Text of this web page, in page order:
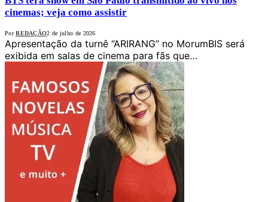
cinemas; veja como assistir
Por REDAÇÃO2 de julho de 2026
Apresentação da turnê “ARIRANG” no MorumBIS será
exibida em salas de cinema para fãs que…